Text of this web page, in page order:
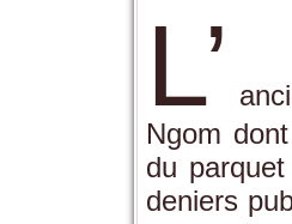
L’
Ngom
du
deniers